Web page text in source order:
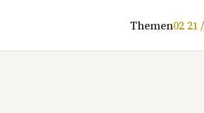
Themen02 21